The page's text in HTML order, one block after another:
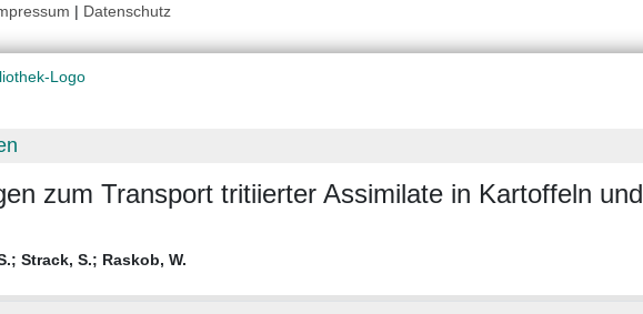
| Datenschutz
zum Transport tritiierter Assimilate in Kartoffeln und
; Strack, S.; Raskob, W.